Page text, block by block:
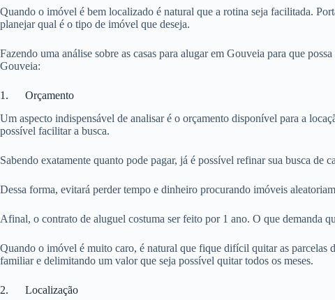
Quando o imóvel é bem localizado é natural que a rotina seja facilitada.
planejar qual é o tipo de imóvel que deseja.
Fazendo uma análise sobre as casas para alugar em Gouveia para que
Gouveia:
1. Orçamento
Um aspecto indispensável de analisar é o orçamento disponível para a
possível facilitar a busca.
Sabendo exatamente quanto pode pagar, já é possível refinar sua busca
Dessa forma, evitará perder tempo e dinheiro procurando imóveis
Afinal, o contrato de aluguel costuma ser feito por 1 ano. O que demanda
Quando o imóvel é muito caro, é natural que fique difícil quitar as parcelas
familiar e delimitando um valor que seja possível quitar todos os meses.
2. Localização